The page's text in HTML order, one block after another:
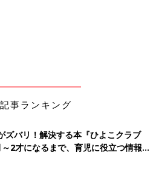
事ランキング
ズバリ！解決する本『ひよこクラブ
2才になるまで、育児に役立つ情報が